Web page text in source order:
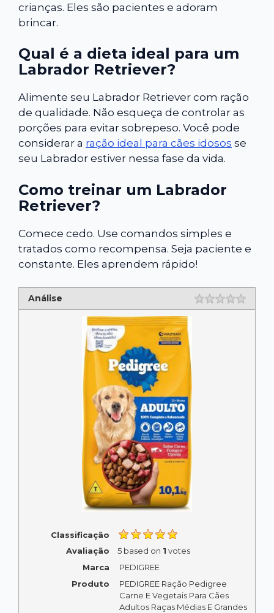
crianças. Eles são pacientes e adoram
brincar.
Qual é a dieta ideal para um
Labrador Retriever?
Alimente seu Labrador Retriever com ração
de qualidade. Não esqueça de controlar as
porções para evitar sobrepeso. Você pode
considerar a ração ideal para cães idosos se
seu Labrador estiver nessa fase da vida.
Como treinar um Labrador
Retriever?
Comece cedo. Use comandos simples e
tratados como recompensa. Seja paciente e
constante. Eles aprendem rápido!
Análise Rating
Classificação
Avaliação
5based on 1 votes
Marca
PEDIGREE
Produto
PEDIGREE Ração Pedigree
Carne E Vegetais Para Cães
Adultos Raças Médias E Grandes